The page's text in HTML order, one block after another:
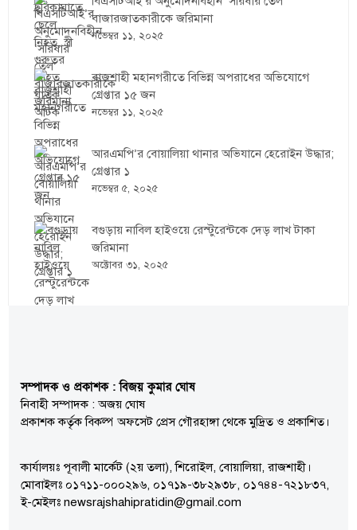
বাজারজাতকারীকে জরিমানা
নভেম্বর ১১, ২০২৫
রাজশাহী মহানগরীতে বিভিন্ন অপরাধের অভিযোগে
গ্রেপ্তার ১৫ জন
নভেম্বর ১১, ২০২৫
আরএমপি’র বোয়ালিয়া থানার অভিযানে হেরোইন উদ্ধার;
গ্রেপ্তার ১
নভেম্বর ৫, ২০২৫
বগুড়ায় নাবিল হাইওয়ে রেস্টুরেন্টকে দেড় লাখ টাকা
জরিমানা
অক্টোবর ৩১, ২০২৫
সম্পাদক ও প্রকাশক : বিজয় কুমার ঘোষ
নিবাহী সম্পাদক : অজয় ঘোষ
প্রকাশক কর্তৃক বিকল্প অফসেট প্রেস গৌরহাঙ্গা থেকে মুদ্রিত ও প্রকাশিত।
কার্যালয়ঃ পূবালী মার্কেট (২য় তলা), শিরোইল, বোয়ালিয়া, রাজশাহী।
মোবাইলঃ ০১৭১১-০০০২৯৬, ০১৭১৯-৩৮২৯৩৮, ০১৭৪৪-৭২১৮৩৭,
ই-মেইলঃ newsrajshahipratidin@gmail.com